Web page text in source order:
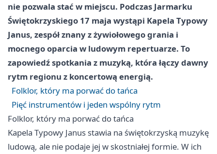
nie pozwala stać w miejscu. Podczas Jarmarku
Świętokrzyskiego 17 maja wystąpi Kapela Typowy
Janus, zespół znany z żywiołowego grania i
mocnego oparcia w ludowym repertuarze. To
zapowiedź spotkania z muzyką, która łączy dawny
rytm regionu z koncertową energią.
Folklor, który ma porwać do tańca
Pięć instrumentów i jeden wspólny rytm
Folklor, który ma porwać do tańca
Kapela Typowy Janus stawia na świętokrzyską muzykę
ludową, ale nie podaje jej w skostniałej formie. W ich